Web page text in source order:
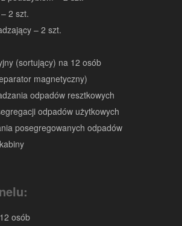
2 szt.
– 2 szt.
(sortujący) na 12 osób
magnetyczny)
odpadów resztkowych
odpadów użytkowych
posegregowanych odpadów
osób